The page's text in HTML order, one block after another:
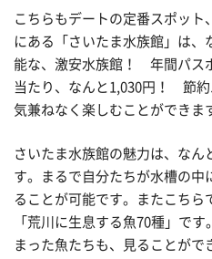
こちらもデートの定番スポット
にある「さいたま水族館」は、
能な、激安水族館！ 年間パス
当たり、なんと1,030円！ 節約
気兼ねなく楽しむことができま
さいたま水族館の魅力は、なん
す。まるで自分たちが水槽の中
ることが可能です。またこちら
「荒川に生息する魚70種」で
まった魚たちも、見ることがで